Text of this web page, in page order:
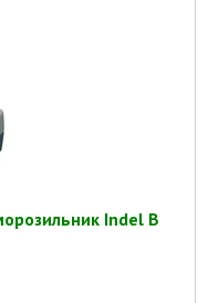
Indel B